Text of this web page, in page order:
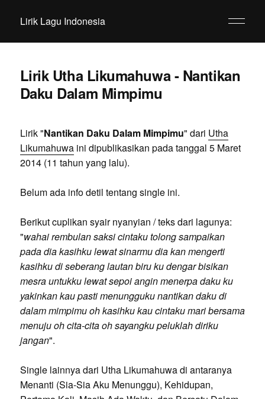
Lirik Lagu Indonesia
Lirik Utha Likumahuwa - Nantikan
Daku Dalam Mimpimu
Lirik "Nantikan Daku Dalam Mimpimu" dari Utha
Likumahuwaini dipublikasikan pada tanggal 5 Maret
2014 (11 tahun yang lalu).
Belum ada info detil tentang single ini.
Berikut cuplikan syair nyanyian / teks dari lagunya:
"wahai rembulan saksi cintaku tolong sampaikan
pada dia kasihku lewat sinarmu dia kan mengerti
kasihku di seberang lautan biru ku dengar bisikan
mesra untukku lewat sepoi angin menerpa daku ku
yakinkan kau pasti menungguku nantikan daku di
dalam mimpimu oh kasihku kau cintaku mari bersama
menuju oh cita-cita oh sayangku peluklah diriku
jangan".
Single lainnya dari Utha Likumahuwa di antaranya
Menanti (Sia-Sia Aku Menunggu), Kehidupan,